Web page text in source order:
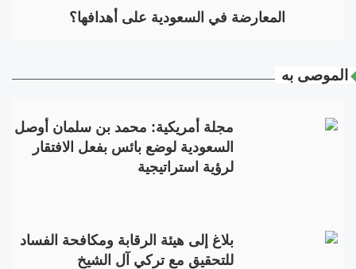
المعارضة في السعودية على أهدافها؟
الموصى به
مجلة أمريكية: محمد بن سلمان أوصل
السعودية لوضع بائس بفعل الافتقار
لرؤية استراتيجية
بلاغ إلى هيئة الرقابة ومكافحة الفساد
للتحقيق مع تركي آل الشيخ